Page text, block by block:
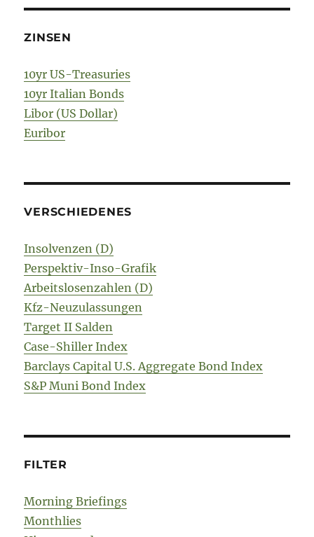
ZINSEN
10yr US-Treasuries
10yr Italian Bonds
Libor (US Dollar)
Euribor
VERSCHIEDENES
Insolvenzen (D)
Perspektiv-Inso-Grafik
Arbeitslosenzahlen (D)
Kfz-Neuzulassungen
Target II Salden
Case-Shiller Index
Barclays Capital U.S. Aggregate Bond Index
S&P Muni Bond Index
FILTER
Morning Briefings
Monthlies